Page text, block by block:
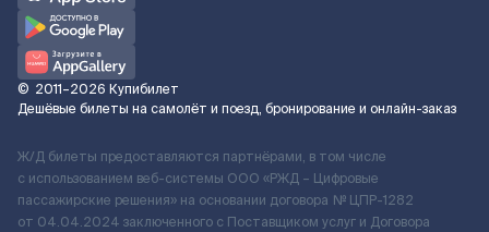
© 2011–2026 Купибилет
Дешёвые билеты на самолёт и поезд, бронирование и онлайн-заказ
Ж/Д билеты предоставляются партнёрами, в том числе
с использованием веб-системы ООО «РЖД – Цифровые
пассажирские решения» на основании договора № ЦПР-1282
от 04.04.2024 заключенного с Поставщиком услуг и Договора